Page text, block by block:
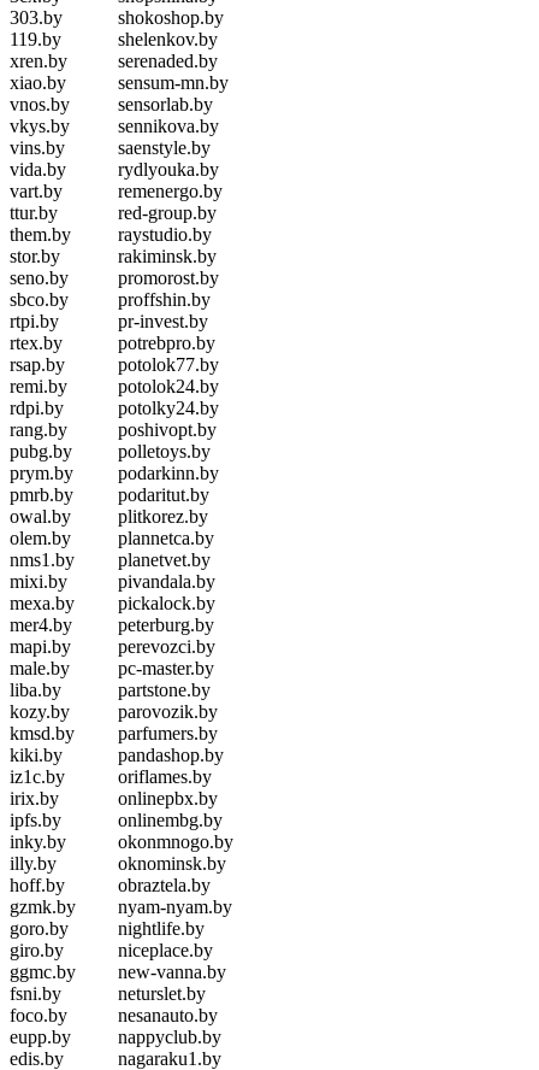
303.by
119.by
xren.by
xiao.by
vnos.by
vkys.by
vins.by
vida.by
vart.by
ttur.by
them.by
stor.by
seno.by
sbco.by
rtpi.by
rtex.by
rsap.by
remi.by
rdpi.by
rang.by
pubg.by
prym.by
pmrb.by
owal.by
olem.by
nms1.by
mixi.by
mexa.by
mer4.by
mapi.by
male.by
liba.by
kozy.by
kmsd.by
kiki.by
iz1c.by
irix.by
ipfs.by
inky.by
illy.by
hoff.by
gzmk.by
goro.by
giro.by
ggmc.by
fsni.by
foco.by
eupp.by
edis.by
shokoshop.by
shelenkov.by
serenaded.by
sensum-mn.by
sensorlab.by
sennikova.by
saenstyle.by
rydlyouka.by
remenergo.by
red-group.by
raystudio.by
rakiminsk.by
promorost.by
proffshin.by
pr-invest.by
potrebpro.by
potolok77.by
potolok24.by
potolky24.by
poshivopt.by
polletoys.by
podarkinn.by
podaritut.by
plitkorez.by
plannetca.by
planetvet.by
pivandala.by
pickalock.by
peterburg.by
perevozci.by
pc-master.by
partstone.by
parovozik.by
parfumers.by
pandashop.by
oriflames.by
onlinepbx.by
onlinembg.by
okonmnogo.by
oknominsk.by
obraztela.by
nyam-nyam.by
nightlife.by
niceplace.by
new-vanna.by
neturslet.by
nesanauto.by
nappyclub.by
nagaraku1.by